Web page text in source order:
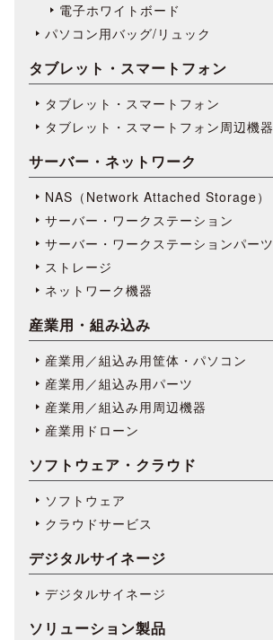
電子ホワイトボード
パソコン用バッグ/リュック
タブレット・スマートフォン
タブレット・スマートフォン
タブレット・スマートフォン周辺機器
サーバー・ネットワーク
NAS（Network Attached Storage）
サーバー・ワークステーション
サーバー・ワークステーションパーツ
ストレージ
ネットワーク機器
産業用・組み込み
産業用／組込み用筐体・パソコン
産業用／組込み用パーツ
産業用／組込み用周辺機器
産業用ドローン
ソフトウェア・クラウド
ソフトウェア
クラウドサービス
デジタルサイネージ
デジタルサイネージ
ソリューション製品